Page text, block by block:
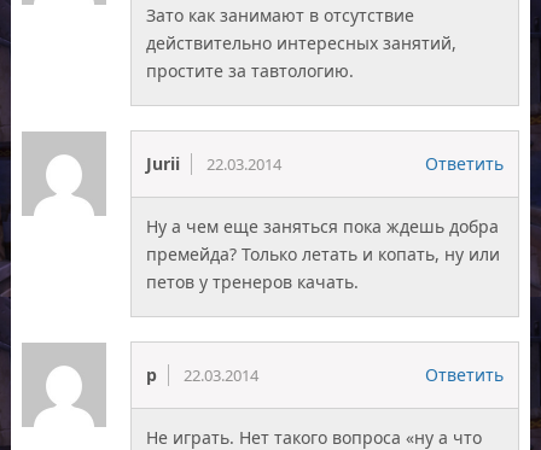
Зато как занимают в отсутствие
действительно интересных занятий,
простите за тавтологию.
Jurii 22.03.2014 Ответить
Ну а чем еще заняться пока ждешь добра
премейда? Только летать и копать, ну или
петов у тренеров качать.
p 22.03.2014 Ответить
Не играть. Нет такого вопроса «ну а что